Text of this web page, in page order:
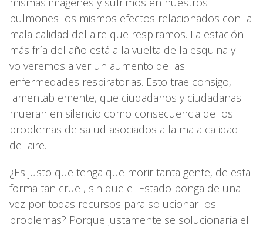
pulmones los mismos efectos relacionados con la
mala calidad del aire que respiramos. La estación
más fría del año está a la vuelta de la esquina y
volveremos a ver un aumento de las
enfermedades respiratorias. Esto trae consigo,
lamentablemente, que ciudadanos y ciudadanas
mueran en silencio como consecuencia de los
problemas de salud asociados a la mala calidad
del aire.
¿Es justo que tenga que morir tanta gente, de esta
forma tan cruel, sin que el Estado ponga de una
vez por todas recursos para solucionar los
problemas? Porque justamente se solucionaría el